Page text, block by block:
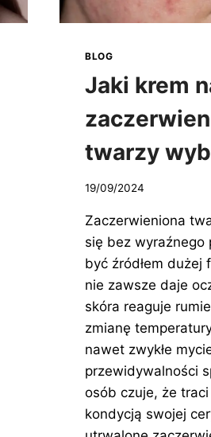
BLOG
Jaki krem
twarzy
19/09/2024
Zaczerwieniona
się bez wyraźnego
być źródłem dużej
nie zawsze daje
skóra reaguje
zmianę
nawet zwykłe
przewidywalności
osób czuje, że
kondycją swojej